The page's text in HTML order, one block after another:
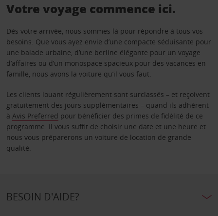
Votre voyage commence ici.
Dès votre arrivée, nous sommes là pour répondre à tous vos
besoins. Que vous ayez envie d’une compacte séduisante pour
une balade urbaine, d’une berline élégante pour un voyage
d’affaires ou d’un monospace spacieux pour des vacances en
famille, nous avons la voiture qu’il vous faut.
Les clients louant régulièrement sont surclassés – et reçoivent
gratuitement des jours supplémentaires – quand ils adhèrent
à Avis Preferred pour bénéficier des primes de fidélité de ce
programme. Il vous suffit de choisir une date et une heure et
nous vous préparerons un voiture de location de grande
qualité.
BESOIN D'AIDE?